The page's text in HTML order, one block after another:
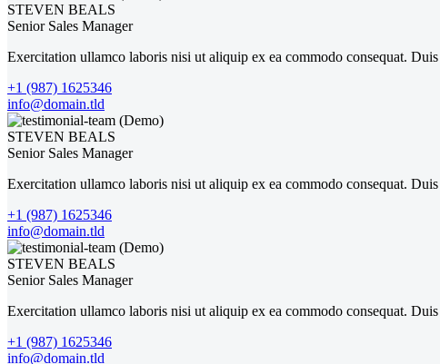
STEVEN BEALS
Senior Sales Manager
Exercitation ullamco laboris nisi ut aliquip ex ea commodo consequat.
+1 (987) 1625346
info@domain.tld
STEVEN BEALS
Senior Sales Manager
Exercitation ullamco laboris nisi ut aliquip ex ea commodo consequat.
+1 (987) 1625346
info@domain.tld
STEVEN BEALS
Senior Sales Manager
Exercitation ullamco laboris nisi ut aliquip ex ea commodo consequat.
+1 (987) 1625346
info@domain.tld